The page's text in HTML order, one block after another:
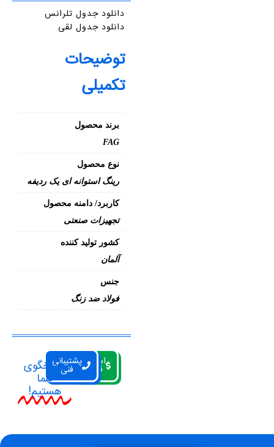
دانلود جدول تلرانس
دانلود جدول لقی
توضیحات
تکمیلی
برند محصول
FAG
نوع محصول
رینگ استوانه ای یک ردیفه
کاربرد/ دامنه محصول
تجهیزات صنعتی
کشور تولید کننده
آلمان
جنس
فولاد ضد زنگ
استعلام
قیمت
پشتیبانی
فنیپاسخگوی
شما
هستیم!